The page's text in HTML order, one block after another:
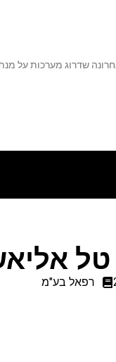
רפאל בע"מ